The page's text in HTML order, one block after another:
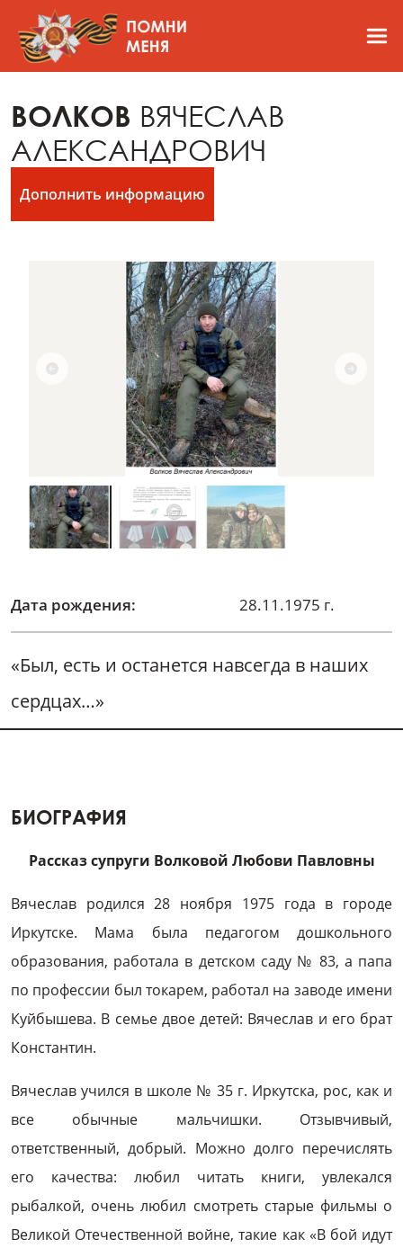
ВОЛКОВ ВЯЧЕСЛАВ
АЛЕКСАНДРОВИЧ
Дополнить информацию
Дата рождения: 28.11.1975 г.
«Был, есть и останется навсегда в наших
сердцах…»
БИОГРАФИЯ
Рассказ супруги Волковой Любови Павловны
Вячеслав родился 28 ноября 1975 года в городе
Иркутске. Мама была педагогом дошкольного
образования, работала в детском саду № 83, а папа
по профессии был токарем, работал на заводе имени
Куйбышева. В семье двое детей: Вячеслав и его брат
Константин.
Вячеслав учился в школе № 35 г. Иркутска, рос, как и
все обычные мальчишки. Отзывчивый,
ответственный, добрый. Можно долго перечислять
его качества: любил читать книги, увлекался
рыбалкой, очень любил смотреть старые фильмы о
Великой Отечественной войне, такие как «В бой идут